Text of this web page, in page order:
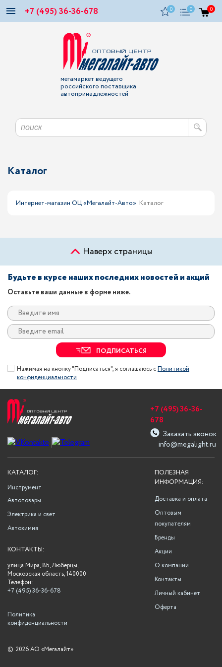
+7 (495) 36-36-678 0 0 0
мегамаркет ведущего
российского поставщика
автопринадлежностей
Каталог
Интернет-магазин ОЦ «Мегалайт-Авто» Каталог
Наверх страницы
Будьте в курсе наших последних новостей и акций
Оставьте ваши данные в форме ниже.
ПОДПИСАТЬСЯ
Нажимая на кнопку "Подписаться", я соглашаюсь сПолитикой
конфиденциальности
info@megalight.ru
+7 (495) 36-36-
678
Заказать звонок
ПОЛЕЗНАЯ
ИНФОРМАЦИЯ:
Доставка и оплата
Оптовым
покупателям
Бренды
Акции
О компании
Контакты
Личный кабинет
Оферта
КАТАЛОГ:
Инструмент
Автотовары
Электрика и свет
Автохимия
КОНТАКТЫ:
улица Мира, 8Б, Люберцы,
Московская область, 140000
Телефон:
+7 (495) 36-36-678
Политика
конфиденциальности
© 2026 АО «Мегалайт»